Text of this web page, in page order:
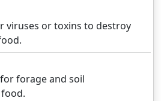
viruses or toxins to destroy
forage and soil